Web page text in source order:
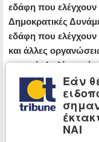
εδάφη που ελέγχουν
Δημοκρατικές
εδάφη που
και άλλες
επαρχία Ιντλίμπ,
της Λαοδίκειας,
και μέρος εδαφών
πράσινο αχνό τα
βόρεια της
Εάν
ΝΑΙ